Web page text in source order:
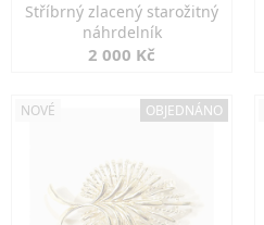
Stříbrný zlacený starožitný
náhrdelník
2 000 Kč
NOVÉ OBJEDNÁNO